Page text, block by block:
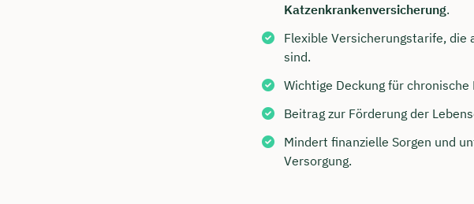
Katzenkrankenversicherung.
Flexible Versicherungstarife, die
sind.
Wichtige Deckung für
Beitrag zur Förderung der
Mindert finanzielle Sorgen und
Versorgung.
Jetzt persönliches
Ubben sichern 🤝
Wir beraten dich Montag bis